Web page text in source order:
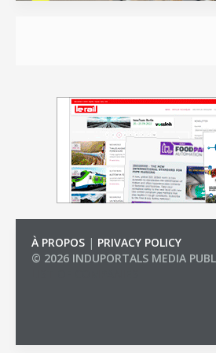
À PROPOS | PRIVACY POLICY
© 2026 INDUPORTALS MEDIA